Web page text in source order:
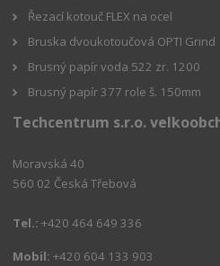
Řezací kotouč FLEX na ocel
Bruska dvoukotoučová OPTI Grind
Brusný papír voda 522 zr. 1200
Brusný papír 377 role š. 150mm
Techcentrum s.r.o.
Moravská 40
560 02 Česká Třebová
Tel.: +420 464 649 336
Mobil: +420 604 133 903